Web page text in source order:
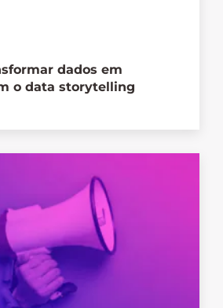
dados em
o data storytelling